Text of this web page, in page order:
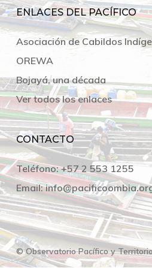
ENLACES DEL PACÍFICO
Asociación de Cabildos
OREWA
Bojayá, una década
Ver todos los enlaces
CONTACTO
Teléfono:+57 2 553 1255
Email:
© Observatorio Pacífico y